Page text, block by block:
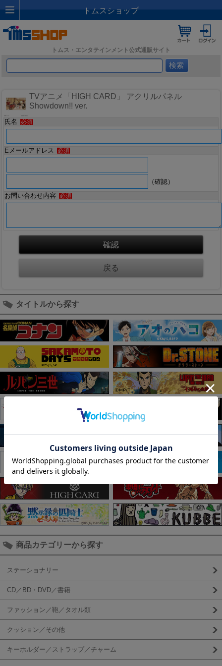
トムスショップ
トムス・エンタテインメント公式通販サイト
TVアニメ「HIGH CARD」 アクリルパネル
Showdown!! ver.
氏名 必須
Eメールアドレス 必須
（確認）
お問い合わせ内容
必須
タイトルから探す
商品カテゴリーから探す
ステーショナリー
CD／BD・DVD／書籍
ファッション／鞄／タオル類
クッション／その他
キーホルダー／ストラップ／チャーム